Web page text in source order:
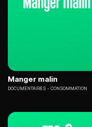
Manger malin
DOCUMENTAIRES CONSOMMATION